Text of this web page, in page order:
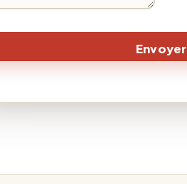
Envoyer